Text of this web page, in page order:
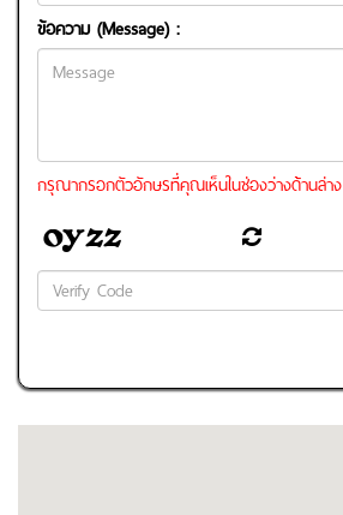
ข้อความ (Message) :
กรุณากรอกตัวอักษรที่คุณเห็นในช่องว่างด้านล่าง